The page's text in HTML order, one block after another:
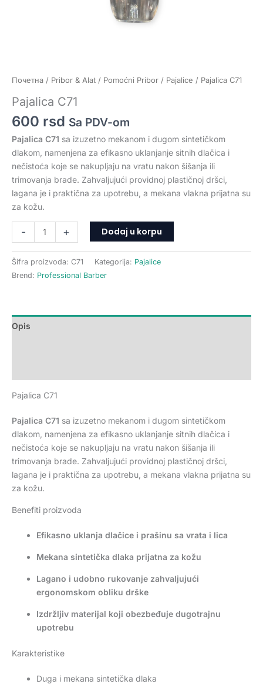
Почетна / Pribor & Alat / Pomoćni Pribor / Pajalice / Pajalica C71
Pajalica C71
600 rsd Sa PDV-om
Pajalica C71 sa izuzetno mekanom i dugom sintetičkom
dlakom, namenjena za efikasno uklanjanje sitnih dlačica i
nečistoća koje se nakupljaju na vratu nakon šišanja ili
trimovanja brade. Zahvaljujući providnoj plastičnoj dršci,
lagana je i praktična za upotrebu, a mekana vlakna prijatna su
za kožu.
- + Dodaj u korpu
Šifra proizvoda: C71 Kategorija: Pajalice
Brend: Professional Barber
Opis
Pajalica C71
Pajalica C71 sa izuzetno mekanom i dugom sintetičkom
dlakom, namenjena za efikasno uklanjanje sitnih dlačica i
nečistoća koje se nakupljaju na vratu nakon šišanja ili
trimovanja brade. Zahvaljujući providnoj plastičnoj dršci,
lagana je i praktična za upotrebu, a mekana vlakna prijatna su
za kožu.
Benefiti proizvoda
Efikasno uklanja dlačice i prašinu sa vrata i lica
Mekana sintetička dlaka prijatna za kožu
Lagano i udobno rukovanje zahvaljujući
ergonomskom obliku drške
Izdržljiv materijal koji obezbeđuje dugotrajnu
upotrebu
Karakteristike
Duga i mekana sintetička dlaka